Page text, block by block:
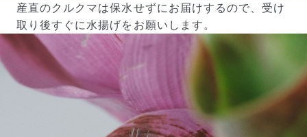
産直のクルクマは保水せずにお届けするので、受け
取り後すぐに水揚げをお願いします。